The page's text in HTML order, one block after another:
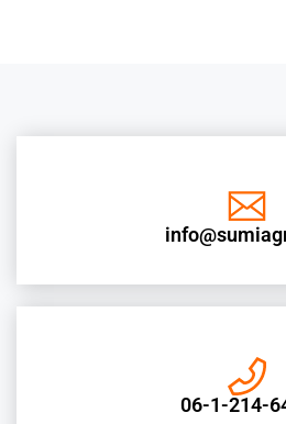
06-1-214-